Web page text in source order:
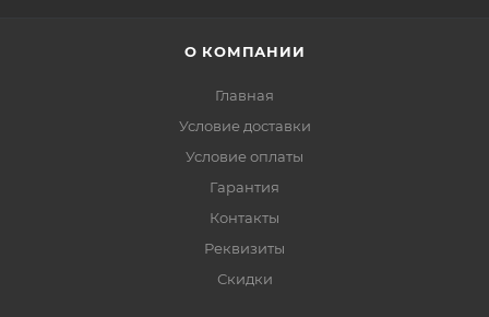
О КОМПАНИИ
Главная
Условие доставки
Условие оплаты
Гарантия
Контакты
Реквизиты
Скидки